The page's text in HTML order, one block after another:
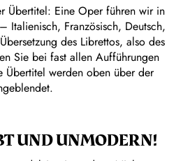
Übertitel: Eine Oper führen wir in
Italienisch, Französisch, Deutsch,
des Librettos, also des
Sie bei fast allen Aufführungen
Übertitel werden oben über der
UND UNMODERN!